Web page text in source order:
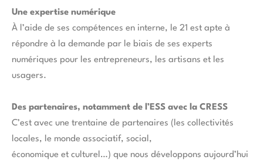
Une expertise numérique
À l’aide de ses compétences en interne, le 21 est apte à
répondre à la demande par le biais de ses experts
numériques pour les entrepreneurs, les artisans et les
usagers.
Des partenaires, notamment de l’ESS avec la CRESS
C’est avec une trentaine de partenaires (les collectivités
locales, le monde associatif, social,
économique et culturel…) que nous développons aujourd’hui